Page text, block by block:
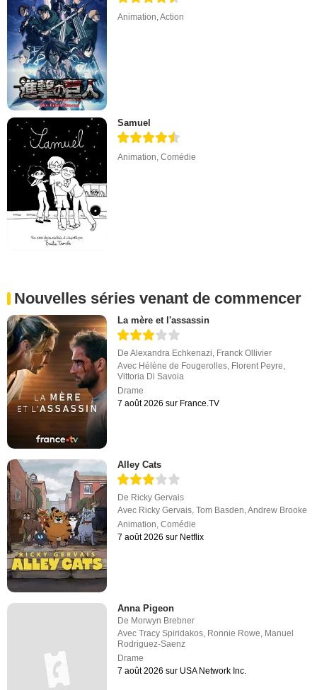
Animation,Action
Samuel
Animation,Comédie
Nouvelles séries venant de commencer
La mère et l'assassin
DeAlexandra Echkenazi, Franck Ollivier
Avec Hélène de Fougerolles, Florent Peyre,
Vittoria Di Savoia
Drame
7 août 2026 sur France.TV
Alley Cats
De Ricky Gervais
Avec Ricky Gervais ,Tom Basden ,Andrew Brooke
Animation ,Comédie
7 août 2026 sur Netflix
Anna Pigeon
De Morwyn Brebner
AvecTracy Spiridakos, Ronnie Rowe, Manuel
Rodriguez-Saenz
Drame
7 août 2026 sur USA Network Inc.